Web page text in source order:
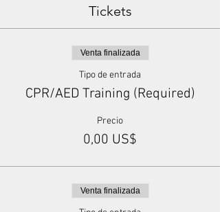
Tickets
Venta finalizada
Tipo de entrada
CPR/AED Training (Required)
Precio
0,00 US$
Venta finalizada